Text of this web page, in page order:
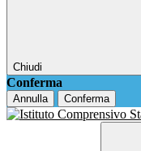
Chiudi
Conferma
Annulla Conferma